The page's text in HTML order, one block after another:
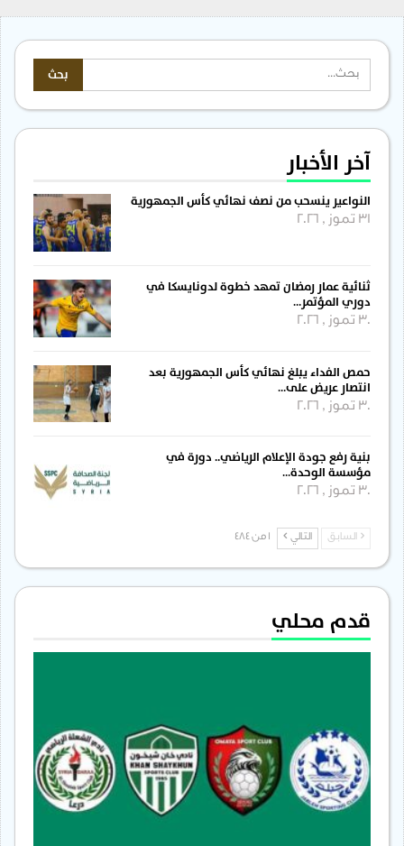
آخر الأخبار
النواعير ينسحب من نصف نهائي كأس الجمهورية
31 تموز , 2026
ثنائية عمار رمضان تمهد خطوة لدونايسكا في
دوري المؤتمر…
30 تموز , 2026
حمص الفداء يبلغ نهائي كأس الجمهورية بعد
انتصار عريض على…
30 تموز , 2026
بنية رفع جودة الإعلام الرياضي.. دورة في
مؤسسة الوحدة…
30 تموز , 2026
السابق التالي
قدم محلي